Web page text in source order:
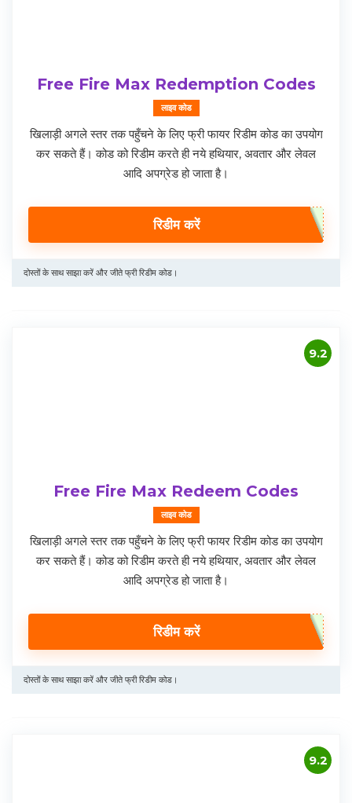
Free Fire Max Redemption Codes
लाइव कोड
खिलाड़ी अगले स्तर तक पहुँचने के लिए फ्री फायर रिडीम कोड का उपयोग
कर सकते हैं। कोड को रिडीम करते ही नये हथियार, अवतार और लेवल
आदि अपग्रेड हो जाता है।
रिडीम करें
दोस्तों के साथ साझा करें और जीते फ्री रिडीम कोड।
9.2
Free Fire Max Redeem Codes
लाइव कोड
खिलाड़ी अगले स्तर तक पहुँचने के लिए फ्री फायर रिडीम कोड का उपयोग
कर सकते हैं। कोड को रिडीम करते ही नये हथियार, अवतार और लेवल
आदि अपग्रेड हो जाता है।
रिडीम करें
दोस्तों के साथ साझा करें और जीते फ्री रिडीम कोड।
9.2